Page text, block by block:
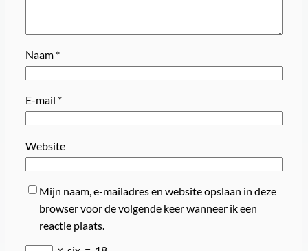
Naam *
E-mail *
Website
Mijn naam, e-mailadres en website opslaan in deze
browser voor de volgende keer wanneer ik een
reactie plaats.